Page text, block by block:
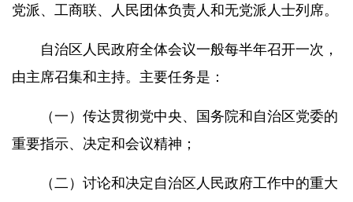
党派、工商联、人民团体负责人和无党派人士列席。
自治区人民政府全体会议一般每半年召开一次，
由主席召集和主持。主要任务是：
（一）传达贯彻党中央、国务院和自治区党委的
重要指示、决定和会议精神；
（二）讨论和决定自治区人民政府工作中的重大